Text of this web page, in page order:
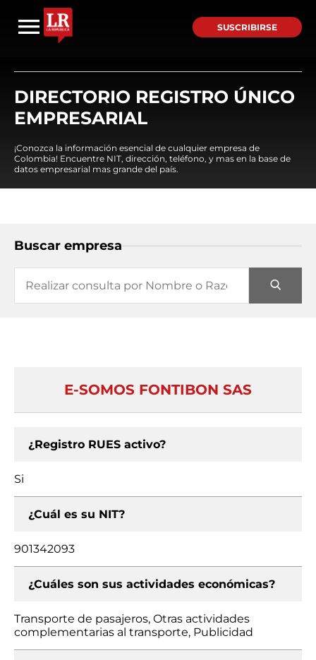
SUSCRIBIRSE
DIRECTORIO REGISTRO ÚNICO
EMPRESARIAL
¡Conozca la información esencial de cualquier empresa de
Colombia! Encuentre NIT, dirección, teléfono, y mas en la base de
datos empresarial mas grande del país.
Buscar empresa
E-SOMOS FONTIBON SAS
¿Registro RUES activo?
Si
¿Cuál es su NIT?
901342093
¿Cuáles son sus actividades económicas?
Transporte de pasajeros, Otras actividades
complementarias al transporte, Publicidad